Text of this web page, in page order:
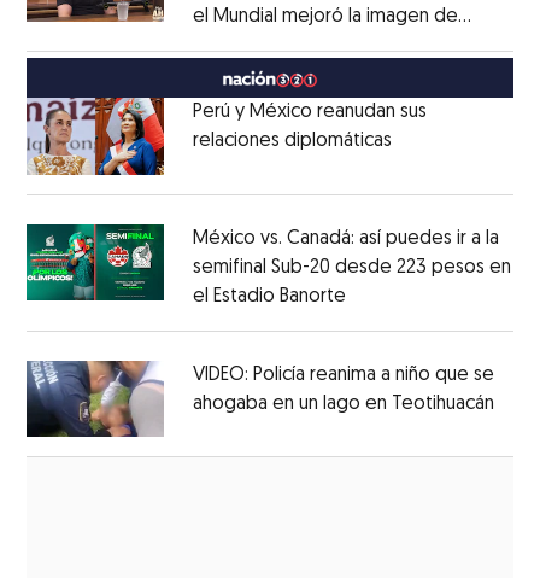
el Mundial mejoró la imagen de
MéxicoOpens in new window
Perú y México reanudan sus
relaciones diplomáticas
México vs. Canadá: así puedes ir a la
semifinal Sub-20 desde 223 pesos en
el Estadio Banorte
VIDEO: Policía reanima a niño que se
ahogaba en un lago en Teotihuacán